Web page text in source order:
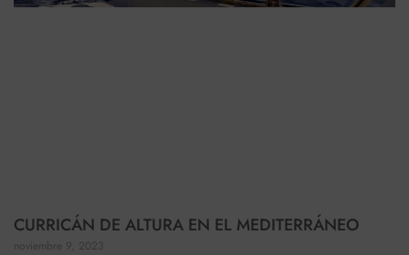
CURRICÁN DE ALTURA EN EL MEDITERRÁNEO
noviembre 9, 2023